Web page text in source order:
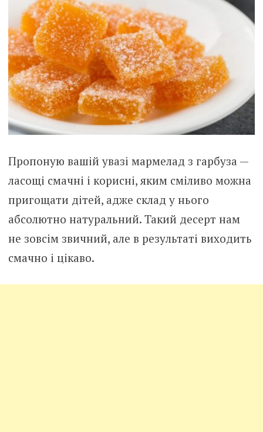
Пропоную вашій увазі мармелад з гарбуза —
ласощі смачні і корисні, яким сміливо можна
пригощати дітей, адже склад у нього
абсолютно натуральний. Такий десерт нам
не зовсім звичний, але в результаті виходить
смачно і цікаво.